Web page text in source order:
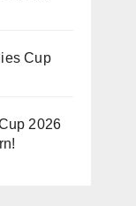
Cup
2026